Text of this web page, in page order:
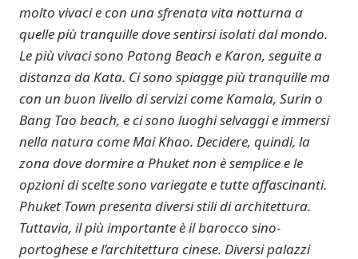
molto vivaci e con una sfrenata vita notturna a
quelle più tranquille dove sentirsi isolati dal mondo.
Le più vivaci sono Patong Beach e Karon, seguite a
distanza da Kata. Ci sono spiagge più tranquille ma
con un buon livello di servizi come Kamala, Surin o
Bang Tao beach, e ci sono luoghi selvaggi e immersi
nella natura come Mai Khao. Decidere, quindi, la
zona dove dormire a Phuket non è semplice e le
opzioni di scelte sono variegate e tutte affascinanti.
Phuket Town presenta diversi stili di architettura.
Tuttavia, il più importante è il barocco sino-
portoghese e l’architettura cinese. Diversi palazzi